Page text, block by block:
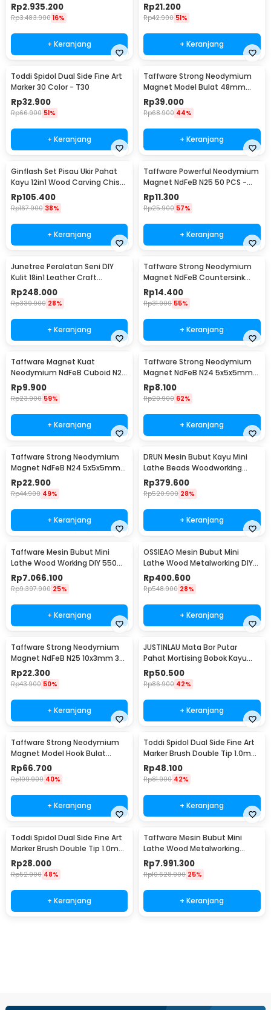
- TZ20002MG
Rp2.935.200
Rp3.483.900 16%
+ Keranjang
29x9mm 10 PCS - MG10
Rp21.200
Rp42.900 51%
+ Keranjang
Toddi Spidol Dual Side Fine Art
Marker 30 Color - T30
Rp32.900
Rp66.900 51%
+ Keranjang
Taffware Strong Neodymium
Magnet Model Bulat 48mm
85-90kg - TN6
Rp39.000
Rp68.900 44%
+ Keranjang
Ginflash Set Pisau Ukir Pahat
Kayu 12in1 Wood Carving Chisel
Knife - OE12
Rp105.400
Rp167.900 38%
+ Keranjang
Taffware Powerful Neodymium
Magnet NdFeB N25 50 PCS -
MG01
Rp11.300
Rp25.900 57%
+ Keranjang
Junetree Peralatan Seni DIY
Kulit 18in1 Leather Craft
Stitching Sewing - WA134
Rp248.000
Rp339.900 28%
+ Keranjang
Taffware Strong Neodymium
Magnet NdFeB Countersink
Ring Hole N25 5 PCS - D21
Rp14.400
Rp31.900 55%
+ Keranjang
Taffware Magnet Kuat
Neodymium NdFeB Cuboid N25
5 PCS - D22
Rp9.900
Rp23.900 59%
+ Keranjang
Taffware Strong Neodymium
Magnet NdFeB N24 5x5x5mm
20 PCS - F001699
Rp8.100
Rp20.900 62%
+ Keranjang
Taffware Strong Neodymium
Magnet NdFeB N24 5x5x5mm
50 PCS - F001699
Rp22.900
Rp44.900 49%
+ Keranjang
DRUN Mesin Bubut Kayu Mini
Lathe Beads Woodworking
150W - X707
Rp379.600
Rp520.900 28%
+ Keranjang
Taffware Mesin Bubut Mini
Lathe Wood Working DIY 550W
- MX0618
Rp7.066.100
Rp9.397.900 25%
+ Keranjang
OSSIEAO Mesin Bubut Mini
Lathe Wood Metalworking DIY
80W - HS001
Rp400.600
Rp548.900 28%
+ Keranjang
Taffware Strong Neodymium
Magnet NdFeB N25 10x3mm 30
PCS - D21
Rp22.300
Rp43.900 50%
+ Keranjang
JUSTINLAU Mata Bor Putar
Pahat Mortising Bobok Kayu
HSS 16mm - FKB16
Rp50.500
Rp86.900 42%
+ Keranjang
Taffware Strong Neodymium
Magnet Model Hook Bulat
48mm 80kg - LNM48-3
Rp66.700
Rp109.900 40%
+ Keranjang
Toddi Spidol Dual Side Fine Art
Marker Brush Double Tip 1.0mm
6.0mm 48 Warna - CY-006
Rp48.100
Rp81.900 42%
+ Keranjang
Toddi Spidol Dual Side Fine Art
Marker Brush Double Tip 1.0mm
6.0mm 24 Warna - CY-006
Rp28.000
Rp52.900 48%
+ Keranjang
Taffware Mesin Bubut Mini
Lathe Wood Metalworking
550W - MX-0618
Rp7.991.300
Rp10.628.900 25%
+ Keranjang